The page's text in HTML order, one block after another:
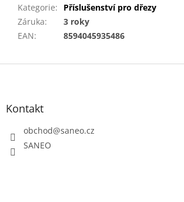
Kategorie:
Příslušenství pro dřezy
Záruka:
3 roky
EAN: 8594045935486
Z
Kontakt
obchod@saneo.cz
SANEO